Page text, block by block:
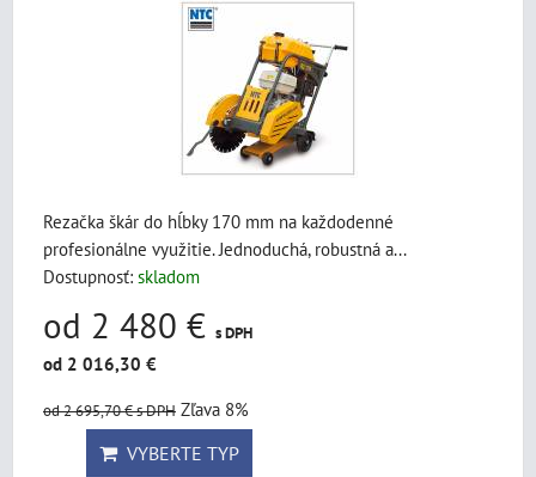
Rezačka škár do hĺbky 170 mm na každodenné
profesionálne využitie. Jednoduchá, robustná a...
Dostupnosť: skladom
od 2 480 € s DPH
od 2 016,30 €
od 2 695,70 €s DPH Zľava 8%
VYBERTE TYP